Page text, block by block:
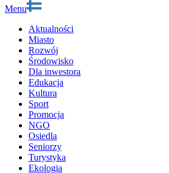
Menu
Aktualności
Miasto
Rozwój
Środowisko
Dla inwestora
Edukacja
Kultura
Sport
Promocja
NGO
Osiedla
Seniorzy
Turystyka
Ekologia